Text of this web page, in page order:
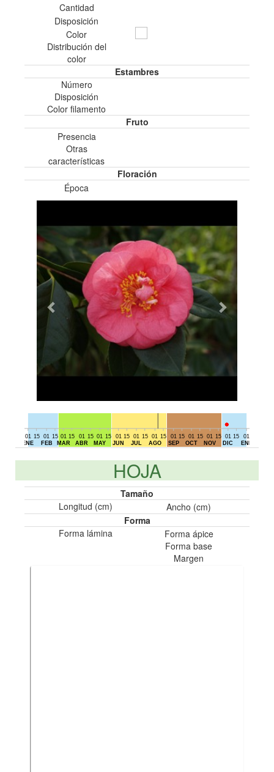
Cantidad
Disposición
Color
Distribución del
color
Estambres
Número
Disposición
Color filamento
Fruto
Presencia
Otras
características
Floración
Época
01
ENE
15
01
FEB
15 01
MAR
15
01
ABR
15 01
MAY
15
01
JUN
15
01
JUL
15
01
AGO
15
01
SEP
15
01
OCT
15
01
NOV
15 01
DIC
15
01
ENE
HOJA
Tamaño
Longitud (cm)
Ancho (cm)
Forma
Forma lámina
Forma ápice
Forma base
Margen